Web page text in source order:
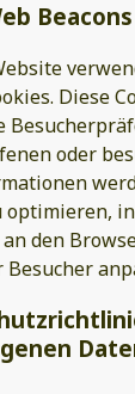
Beacons
Diese
oder
den